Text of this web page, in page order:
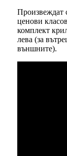
Произвеждат
ценови
комплект
лева (за
външните).